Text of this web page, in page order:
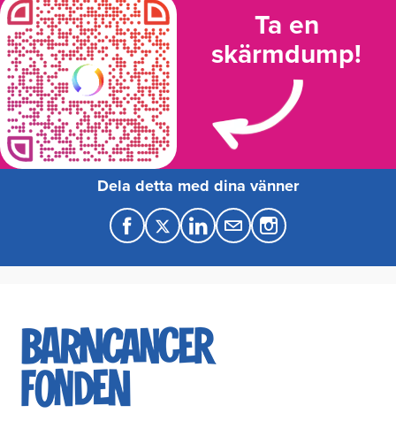
Ta en
skärmdump!
Dela detta med dina vänner
F
a
e
b
T
w
t
t
L
i
k
e
M
a